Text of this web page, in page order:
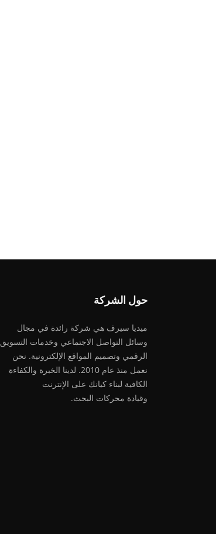
حول الشركة
ميديا ​​سيرف هي شركة رائدة في مجال
وسائل التواصل الاجتماعي وخدمات التسويق
الرقمي وتصميم المواقع الإلكترونية. نحن
نعمل منذ عام 2010. لدينا الخبرة والكفاءة
الكافية لبناء كيانك على الإنترنت
وقيادة محركات البحث.